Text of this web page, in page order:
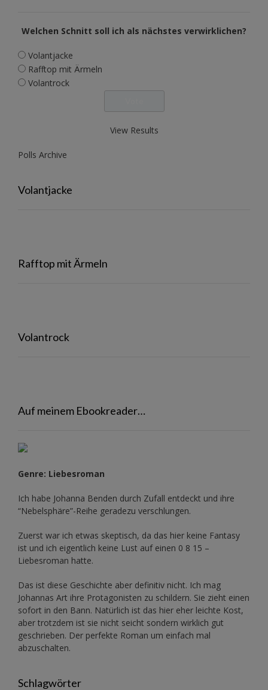
Welchen Schnitt soll ich als nächstes verwirklichen?
Volantjacke
Rafftop mit Ärmeln
Volantrock
View Results
Polls Archive
Volantjacke
Rafftop mit Ärmeln
Volantrock
Auf meinem Ebookreader…
Genre: Liebesroman
Ich habe Johanna Benden durch Zufall entdeckt und ihre
“Nebelsphäre”-Reihe geradezu verschlungen.
Zuerst war ich etwas skeptisch, da das hier keine Fantasy
ist und ich eigentlich keine Lust auf einen 0 8 15 –
Liebesroman hatte.
Das ist diese Geschichte aber definitiv nicht. Ich mag
Johannas Art ihre Protagonisten zu schildern. Sie zieht einen
sofort in den Bann. Natürlich ist das hier eher leichte Kost,
aber trotzdem ist sie nicht seicht sondern wirklich gut
geschrieben. Der perfekte Roman um einfach mal
abzuschalten.
Schlagwörter